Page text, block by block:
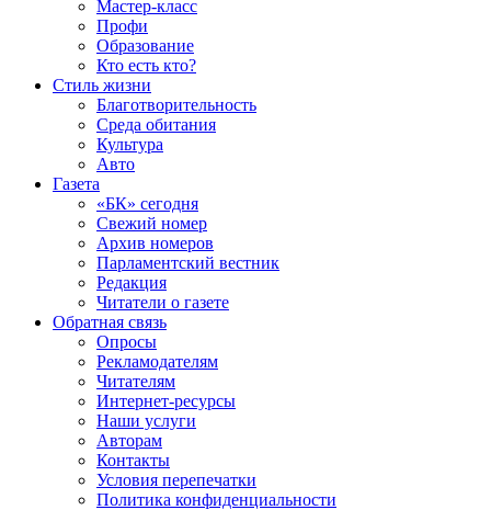
Мастер-класс
Профи
Образование
Кто есть кто?
Стиль жизни
Благотворительность
Среда обитания
Культура
Авто
Газета
«БК» сегодня
Свежий номер
Архив номеров
Парламентский вестник
Редакция
Читатели о газете
Обратная связь
Опросы
Рекламодателям
Читателям
Интернет-ресурсы
Наши услуги
Авторам
Контакты
Условия перепечатки
Политика конфиденциальности